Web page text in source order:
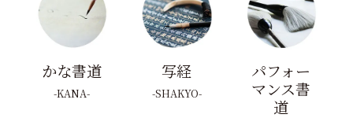
かな書道
KANA
写経
SHAKYO
パフォー
マンス書
道